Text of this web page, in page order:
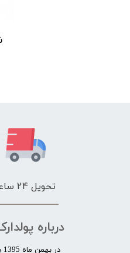
تحویل 24 ساعته
درباره